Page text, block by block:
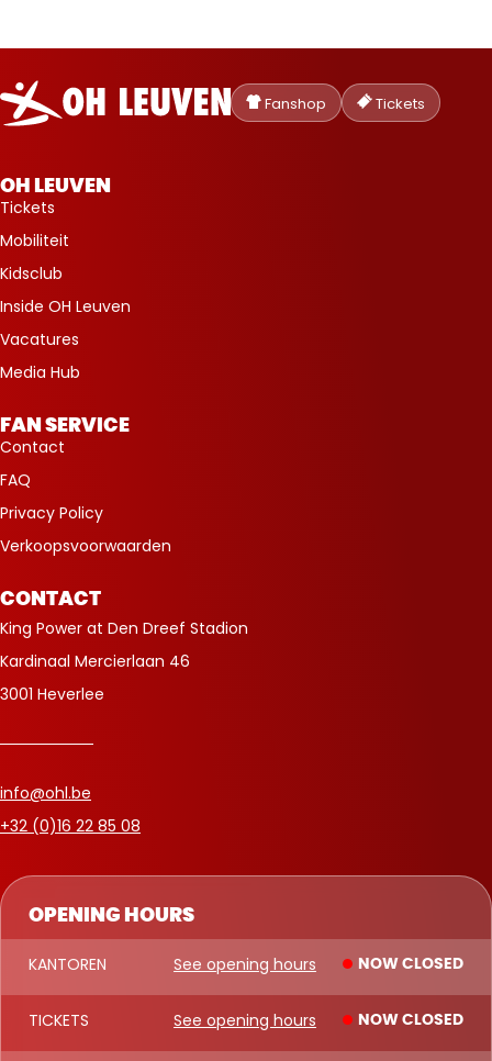
Oud-
Heverlee
Leuven
Fanshop Tickets
OPENING HOURS
KANTOREN See opening hours NOW CLOSED
TICKETS See opening hours NOW CLOSED
OH LEUVEN
Tickets
Mobiliteit
Kidsclub
Inside OH Leuven
Vacatures
Media Hub
FAN SERVICE
Contact
FAQ
Privacy Policy
Verkoopsvoorwaarden
CONTACT
King Power at Den Dreef Stadion
Kardinaal Mercierlaan 46
3001 Heverlee
info@ohl.be
+32 (0)16 22 85 08